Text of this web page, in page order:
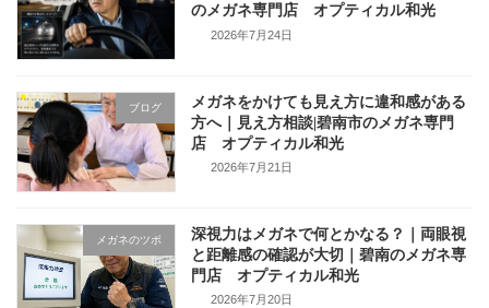
のメガネ専門店 オプティカル和光
2026年7月24日
ブログ
メガネをかけても見え方に違和感がある
方へ｜見え方相談|碧南市のメガネ専門
店 オプティカル和光
2026年7月21日
メガネのツボ
深視力はメガネで何とかなる？｜両眼視
と距離感の確認が大切｜碧南のメガネ専
門店 オプティカル和光
2026年7月20日